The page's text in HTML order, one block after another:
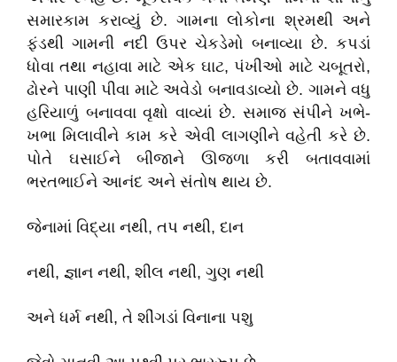
સમારકામ કરાવ્યું છે. ગામના લોકોના શ્રમથી અને
ફંડથી ગામની નદી ઉપર ચેકડેમો બનાવ્યા છે. કપડાં
ધોવા તથા નહાવા માટે એક ઘાટ, પંખીઓ માટે ચબૂતરો,
ઢોરને પાણી પીવા માટે અવેડો બનાવડાવ્યો છે. ગામને વધુ
હરિયાળું બનાવવા વૃક્ષો વાવ્યાં છે. સમાજ સંપીને ખભે-
ખભા મિલાવીને કામ કરે એવી લાગણીને વહેતી કરે છે.
પોતે ઘસાઈને બીજાને ઊજળા કરી બતાવવામાં
ભરતભાઈને આનંદ અને સંતોષ થાય છે.
જેનામાં વિદ્યા નથી, તપ નથી, દાન
નથી, જ્ઞાન નથી, શીલ નથી, ગુણ નથી
અને ધર્મ નથી, તે શીંગડાં વિનાના પશુ